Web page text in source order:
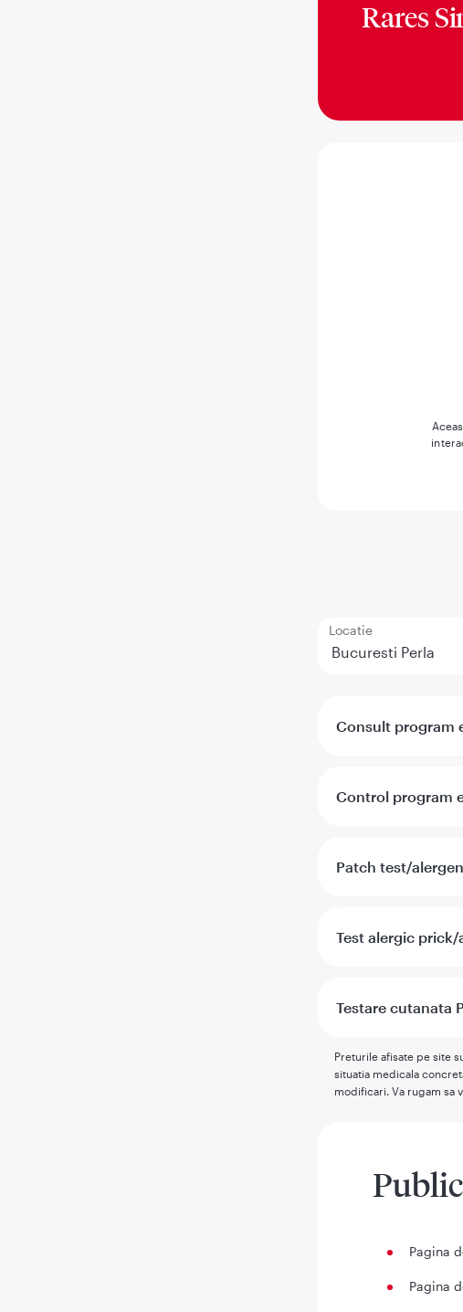
Rares
Locatie
Consult program
Control program
Patch test/alergen
Test alergic prick/
Testare cutanata
Preturile afisate pe site
situatia medicala
modificari. Va rugam sa
Pagina
Pagina